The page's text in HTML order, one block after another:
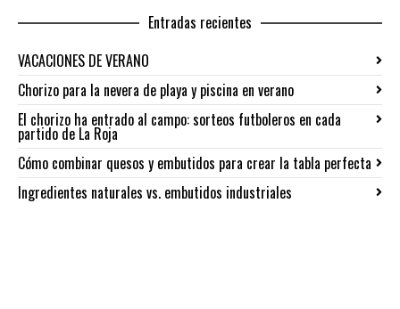
Entradas recientes
VACACIONES DE VERANO
Chorizo para la nevera de playa y piscina en verano
El chorizo ha entrado al campo: sorteos futboleros en cada
partido de La Roja
Cómo combinar quesos y embutidos para crear la tabla perfecta
Ingredientes naturales vs. embutidos industriales